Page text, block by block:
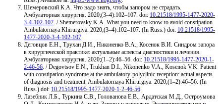
Шемеровский К.А. Что надо знать, чтобы запором не страдать.
Амбулаторная хирургия. 2020;(3–4):102–107. doi: 10.21518/1995-1477-2020-
3-4-102-107 . / Shemerovsky K.A. What you need to know to avoid constipation.
Ambulatornaya Khirurgiya. 2020;(3–4):102–107. (In Russ.) doi: 10.21518/1995-
1477-2020-3-4-102-107
Деговцов Е.Н., Трухан Д.И., Никоненко В.А., Косенок В.И. Синдром запора
в хирургической практике: актуальные аспекты диагностики и лечения.
Амбулаторная хирургия. 2020;(1–2):46–56. doi: 10.21518/1995-1477-2020-1-
2-46-56 . / Degovtsov E.N., Trukhan D.I., Nikonenko V.A., Kosenok V.K. Patient
with constipation syndrome at the ambulatory-polyclinic reception: actual aspects
of diagnosis and treatment. Ambulatornaya Khirurgiya. 2020;(1–2):46–56. (In
Russ.) doi: 10.21518/1995-1477-2020-1-2-46-56
Лазебник Л.Б., Туркина С.В., Голованова Е.В., Ардатская М.Д., Остроумова